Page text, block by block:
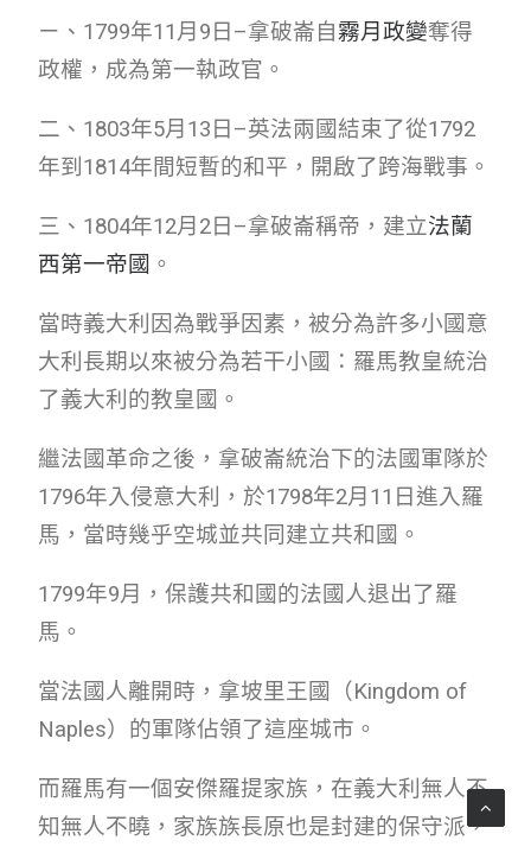
ㄧ、1799年11月9日–拿破崙自霧月政變奪得
政權，成為第一執政官。
二、1803年5月13日–英法兩國結束了從1792
年到1814年間短暫的和平，開啟了跨海戰事。
三、1804年12月2日–拿破崙稱帝，建立法蘭
西第一帝國 。
當時義大利因為戰爭因素，被分為許多小國意
大利長期以來被分為若干小國：羅馬教皇統治
了義大利的教皇國。
繼法國革命之後，拿破崙統治下的法國軍隊於
1796年入侵意大利，於1798年2月11日進入羅
馬，當時幾乎空城並共同建立共和國。
1799年9月，保護共和國的法國人退出了羅
馬。
當法國人離開時，拿坡里王國（Kingdom of
Naples）的軍隊佔領了這座城市。
而羅馬有一個安傑羅提家族，在義大利無人不
知無人不曉，家族族長原也是封建的保守派，